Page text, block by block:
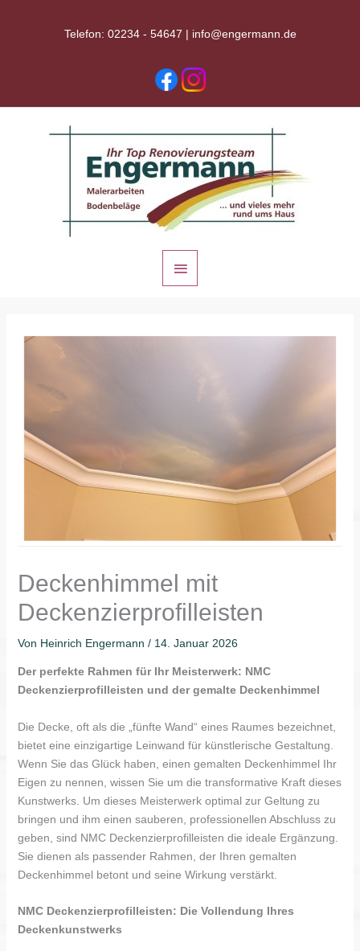
Telefon: 02234 - 54647 | info@engermann.de
Hauptmenü
Deckenhimmel mit
Deckenzierprofilleisten
Von Heinrich Engermann / 14. Januar 2026
Der perfekte Rahmen für Ihr Meisterwerk: NMC
Deckenzierprofilleisten und der gemalte Deckenhimmel
Die Decke, oft als die „fünfte Wand“ eines Raumes bezeichnet,
bietet eine einzigartige Leinwand für künstlerische Gestaltung.
Wenn Sie das Glück haben, einen gemalten Deckenhimmel Ihr
Eigen zu nennen, wissen Sie um die transformative Kraft dieses
Kunstwerks. Um dieses Meisterwerk optimal zur Geltung zu
bringen und ihm einen sauberen, professionellen Abschluss zu
geben, sind NMC Deckenzierprofilleisten die ideale Ergänzung.
Sie dienen als passender Rahmen, der Ihren gemalten
Deckenhimmel betont und seine Wirkung verstärkt.
NMC Deckenzierprofilleisten: Die Vollendung Ihres
Deckenkunstwerks